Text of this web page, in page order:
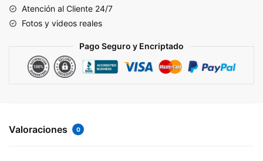
Atención al Cliente 24/7
Fotos y videos reales
Pago Seguro y Encriptado
Valoraciones 0